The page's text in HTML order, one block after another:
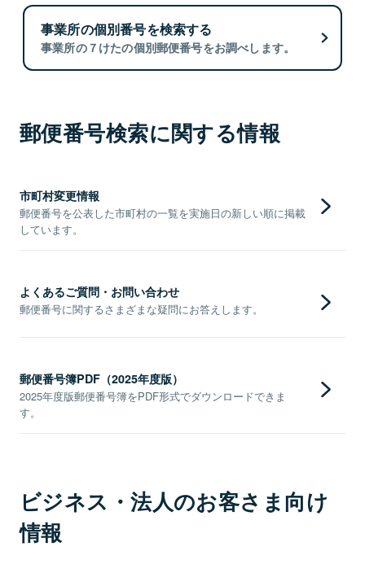
事業所の個別番号を検索する
事業所の７けたの個別郵便番号をお調べします。
郵便番号検索に関する情報
市町村変更情報
郵便番号を公表した市町村の一覧を実施日の新しい順に掲載
しています。
よくあるご質問・お問い合わせ
郵便番号に関するさまざまな疑問にお答えします。
郵便番号簿PDF（2025年度版）
2025年度版郵便番号簿をPDF形式でダウンロードできま
す。
ビジネス・法人のお客さま向け
情報